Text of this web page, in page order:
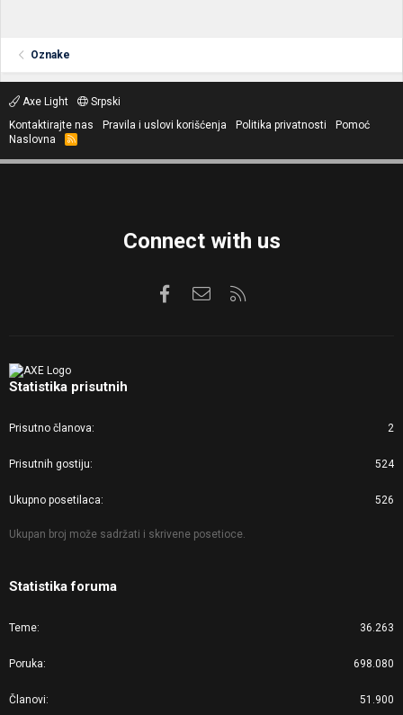
Oznake
Axe Light
Srpski
Kontaktirajte nas
Pravila i uslovi korišćenja Politika privatnosti
Pomoć
Naslovna
R
S
Connect with us
FacebookKontaktirajte nas
Statistika prisutnih
Prisutno članova 2
Prisutnih gostiju 524
Ukupno posetilaca 526
Ukupan broj može sadržati i skrivene posetioce.
Statistika foruma
Teme 36.263
Poruka 698.080
Članovi 51.900